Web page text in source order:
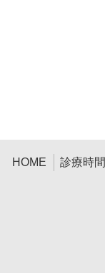
HOME 診療時間